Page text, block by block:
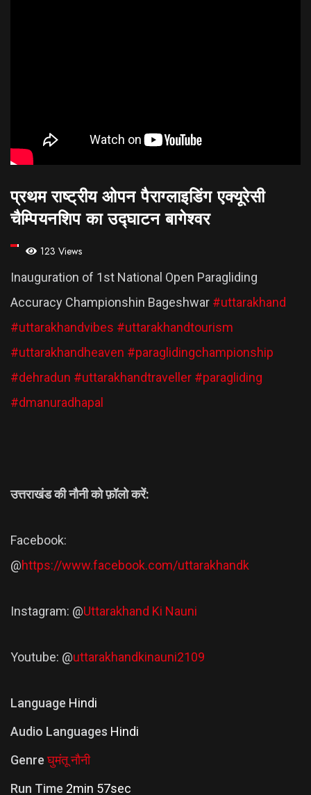
प्रथम राष्ट्रीय ओपन पैराग्लाइडिंग एक्यूरेसी
चैम्पियनशिप का उद्घाटन बागेश्वर
123 Views
Inauguration of 1st National Open Paragliding
Accuracy Championshin Bageshwar #uttarakhand
#uttarakhandvibes #uttarakhandtourism
#uttarakhandheaven #paraglidingchampionship
#dehradun #uttarakhandtraveller #paragliding
#dmanuradhapal
उत्तराखंड की नौनी को फ़ॉलो करें:
Facebook:
@https://www.facebook.com/uttarakhandk
Instagram: @Uttarakhand Ki Nauni
Youtube: @uttarakhandkinauni2109
Language Hindi
Audio Languages Hindi
Genre घुमंतू नौनी
Run Time 2min 57sec